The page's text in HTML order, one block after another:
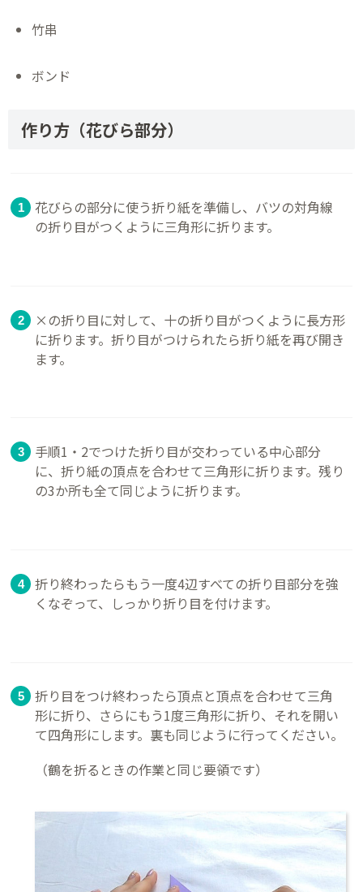
竹串
ボンド
作り方（花びら部分）
花びらの部分に使う折り紙を準備し、バツの対角線
の折り目がつくように三角形に折ります。
×の折り目に対して、十の折り目がつくように長方形
に折ります。折り目がつけられたら折り紙を再び開き
ます。
手順1・2でつけた折り目が交わっている中心部分
に、折り紙の頂点を合わせて三角形に折ります。残り
の3か所も全て同じように折ります。
折り終わったらもう一度4辺すべての折り目部分を強
くなぞって、しっかり折り目を付けます。
折り目をつけ終わったら頂点と頂点を合わせて三角
形に折り、さらにもう1度三角形に折り、それを開い
て四角形にします。裏も同じように行ってください。
（鶴を折るときの作業と同じ要領です）